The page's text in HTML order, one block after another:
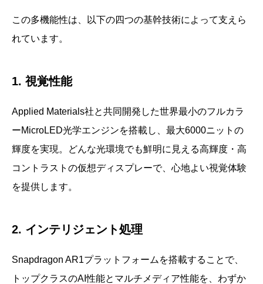
この多機能性は、以下の四つの基幹技術によって支えら
れています。
1. 視覚性能
Applied Materials社と共同開発した世界最小のフルカラ
ーMicroLED光学エンジンを搭載し、最大6000ニットの
輝度を実現。どんな光環境でも鮮明に見える高輝度・高
コントラストの仮想ディスプレーで、心地よい視覚体験
を提供します。
2. インテリジェント処理
Snapdragon AR1プラットフォームを搭載することで、
トップクラスのAI性能とマルチメディア性能を、わずか